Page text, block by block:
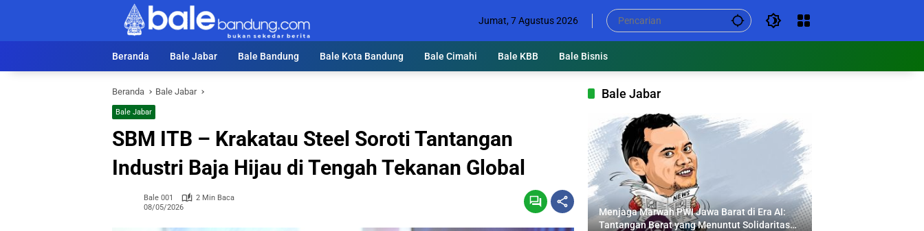
Jumat, 7 Agustus 2026
Beranda Bale Jabar Bale Bandung Bale Kota Bandung Bale Cimahi Bale KBB Bale Bisnis
Beranda Bale Jabar
Bale Jabar
SBM ITB – Krakatau Steel Soroti Tantangan
Industri Baja Hijau di Tengah Tekanan Global
Bale 001
2 Min Baca
08/05/2026
Bale Jabar
Menjaga Marwah PWI Jawa Barat di Era AI:
Tantangan Berat yang Menuntut Solidaritas